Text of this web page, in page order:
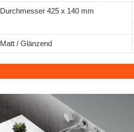
Durchmesser 425 x 140 mm
Matt / Glänzend